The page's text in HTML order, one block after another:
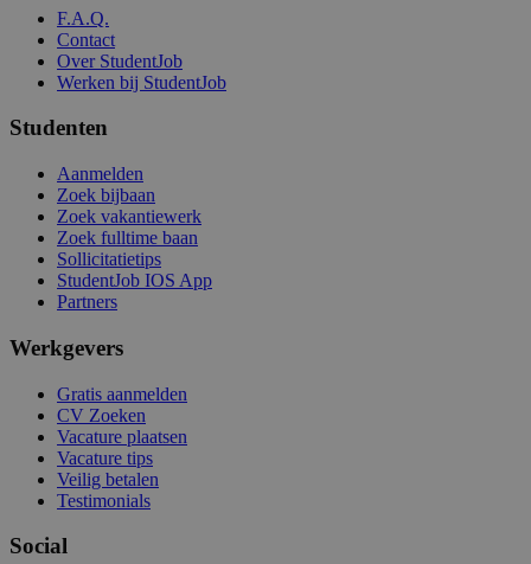
F.A.Q.
Contact
Over StudentJob
Werken bij StudentJob
Studenten
Aanmelden
Zoek bijbaan
Zoek vakantiewerk
Zoek fulltime baan
Sollicitatietips
StudentJob IOS App
Partners
Werkgevers
Gratis aanmelden
CV Zoeken
Vacature plaatsen
Vacature tips
Veilig betalen
Testimonials
Social